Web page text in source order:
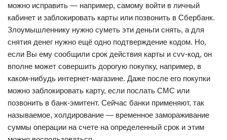
можно исправить — например, самому войти в личный
кабинет и заблокировать карты или позвонить в Сбербанк.
Злоумышленнику нужно суметь эти деньги снять, а для
снятия денег нужно ещё одно подтверждение кодом. Но,
если Вы ему сообщили срок действия карты и cvv-код, он
вполне может совершить дорогую покупку, например, в
каком-нибудь интернет-магазине. Даже после его покупки
можно заблокировать карту, если послать СМС или
позвонить в банк-эмитент. Сейчас банки применяют, так
называемое, холдирование — временное замораживание
суммы операции на счете на определенный срок и этим